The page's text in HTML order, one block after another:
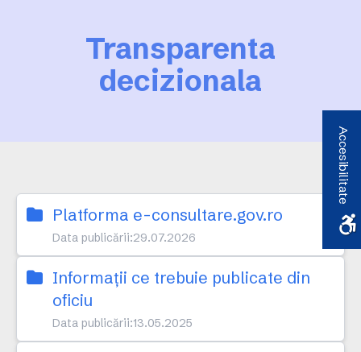
Transparenta
decizionala
Platforma e-consultare.gov.ro
Data publicării:29.07.2026
Informații ce trebuie publicate din
oficiu
Data publicării:13.05.2025
Accesibilitate